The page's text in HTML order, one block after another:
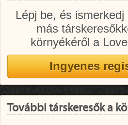
Lépj be, és
más
környékéről a
További társkeresők a